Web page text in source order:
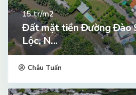
15tr/m2
Đất mặt tiền Đường Đào
Lộc, N...
Châu Tuấn